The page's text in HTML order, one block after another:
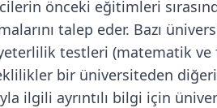
önceki eğitimleri
talep eder. Bazı
testleri (matematik ve
bir üniversiteden
ilgili ayrıntılı bilgi için